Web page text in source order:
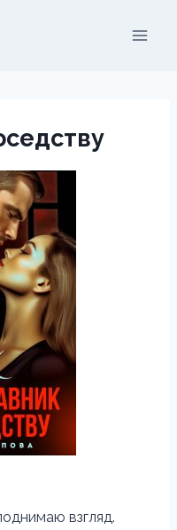
взгляд.